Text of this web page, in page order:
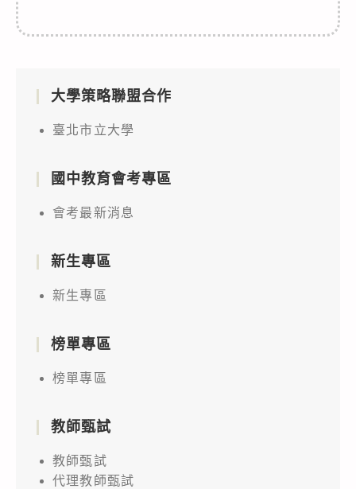
大學策略聯盟合作
臺北市立大學
國中教育會考專區
會考最新消息
新生專區
新生專區
榜單專區
榜單專區
教師甄試
教師甄試
代理教師甄試